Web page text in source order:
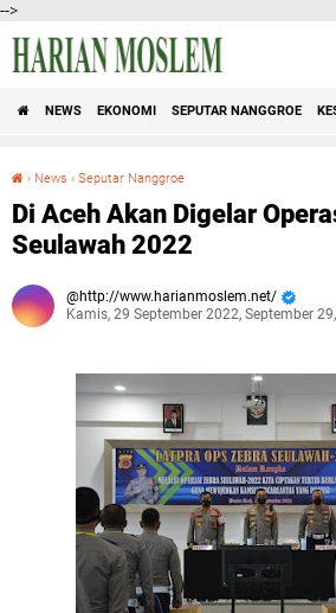
-->
NEWS EKONOMI SEPUTAR NANGGROE
› News › Seputar Nanggroe
Di Aceh Akan Digelar
Seulawah 2022
http://www.harianmoslem.net/
Kamis, 29 September 2022, September